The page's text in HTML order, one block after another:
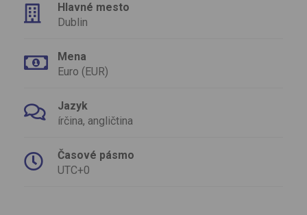
Hlavné mesto
Dublin
Mena
Euro (EUR)
Jazyk
írčina, angličtina
Časové pásmo
UTC+0